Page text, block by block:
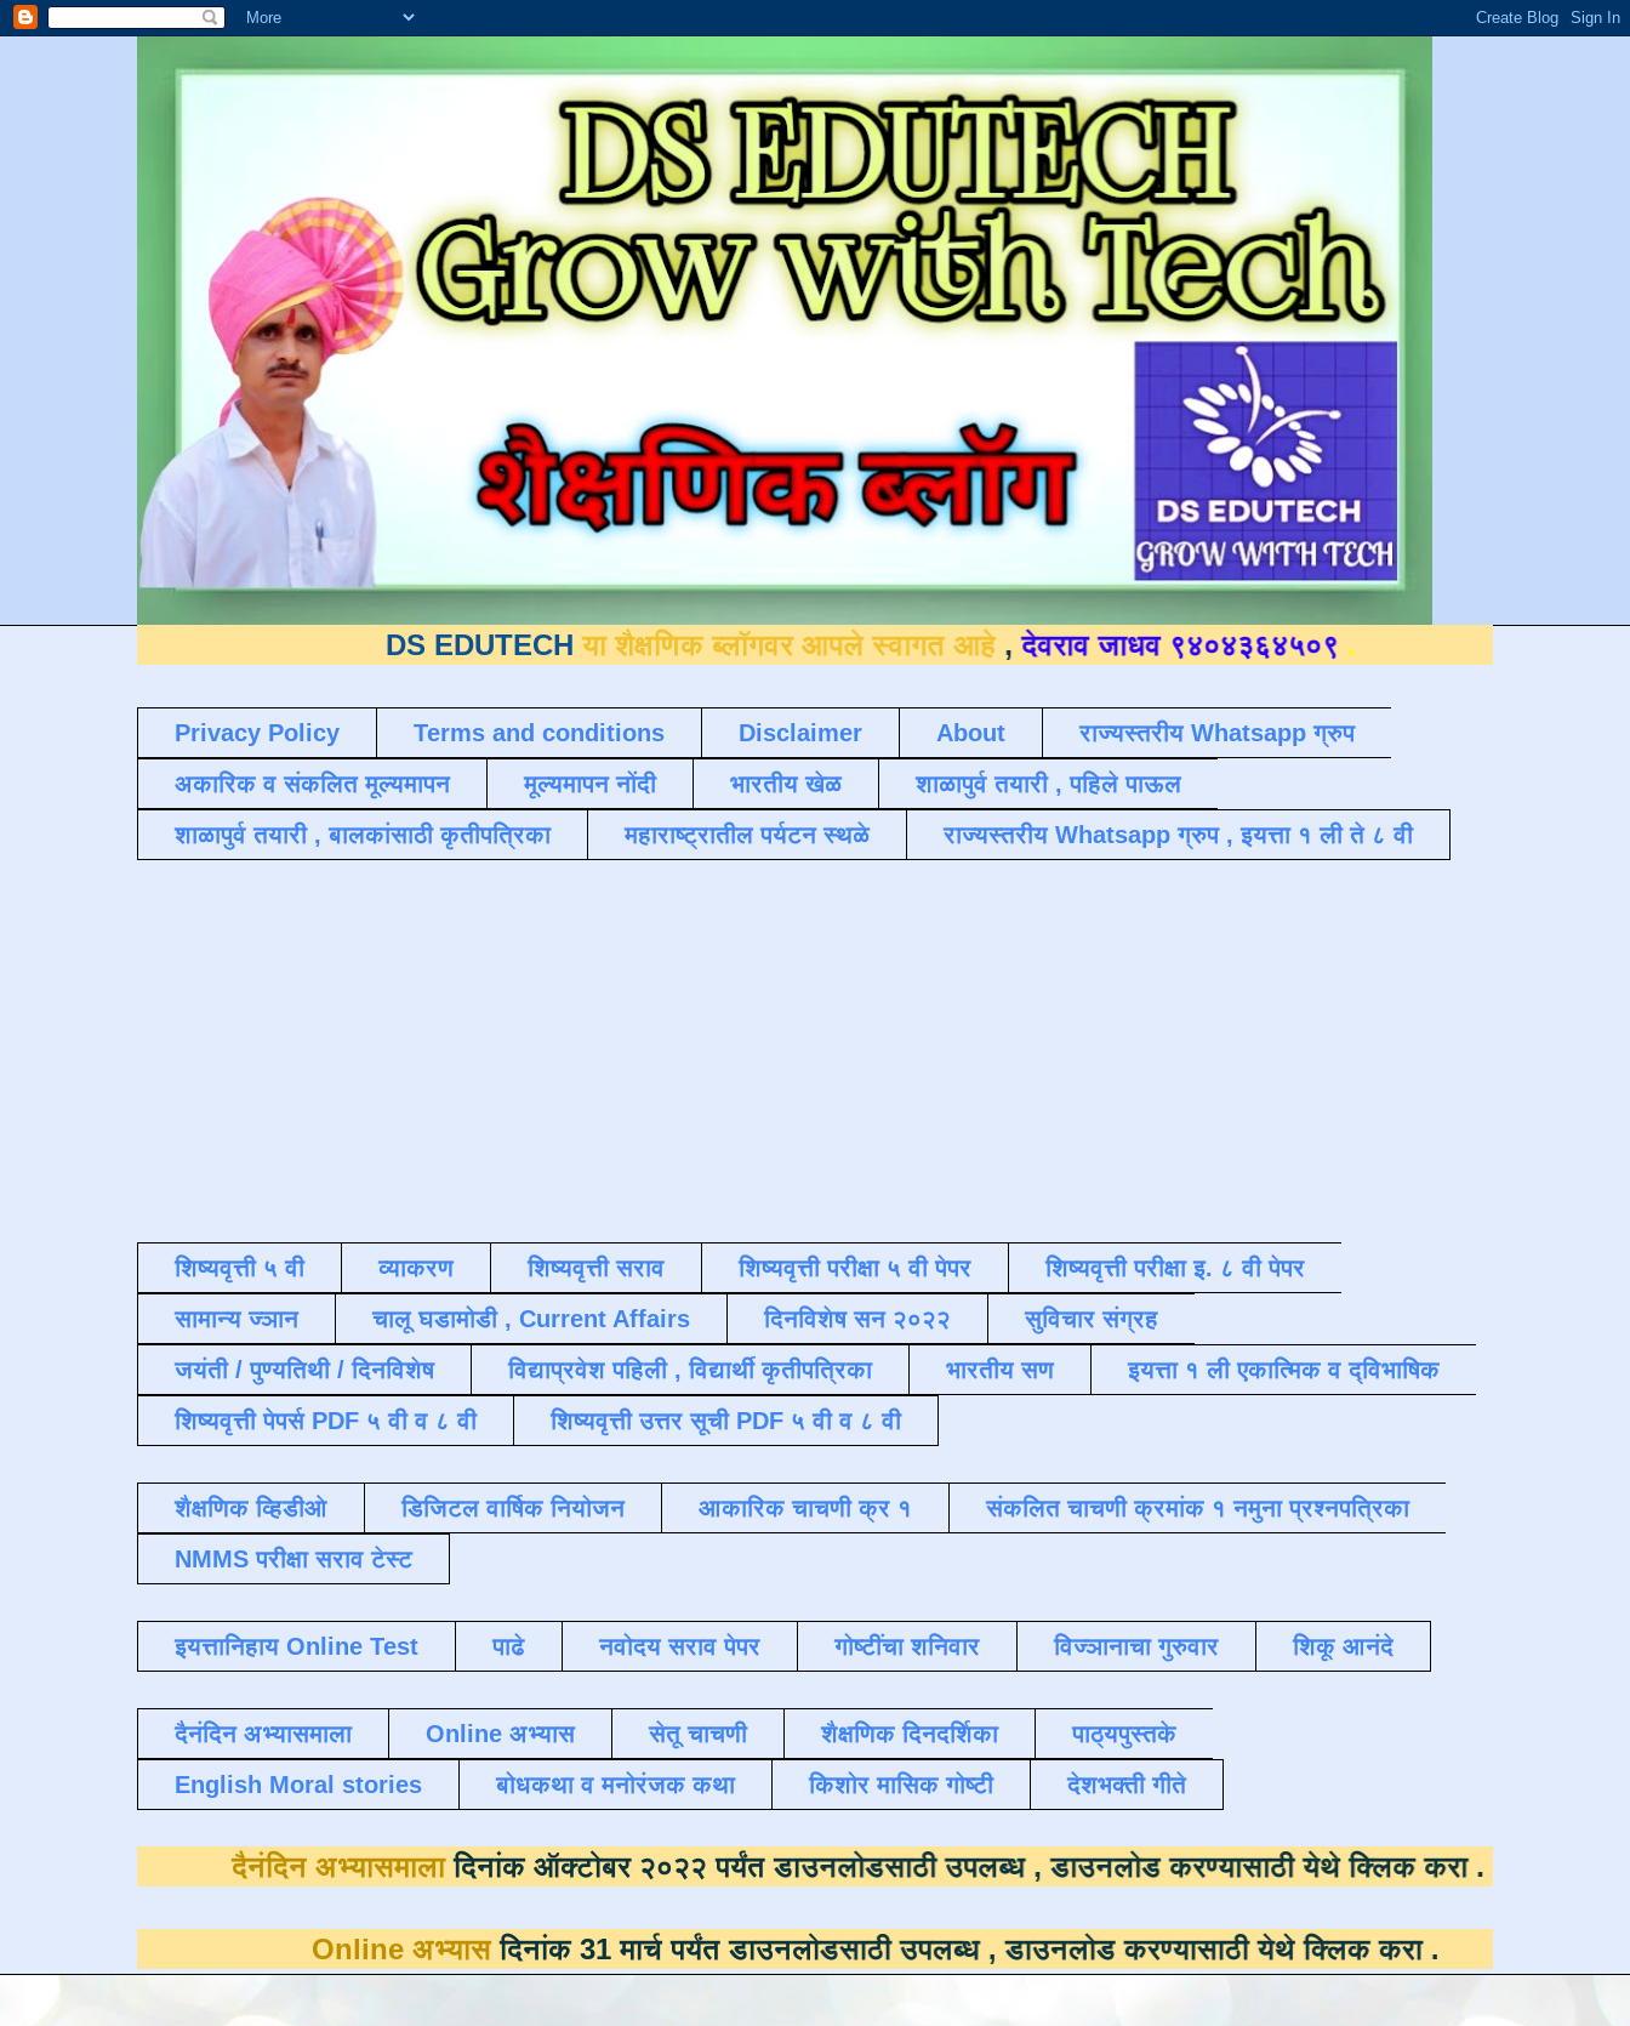
DS EDUTECH या शैक्षणिक ब्लॉगवर आपले स्वागत आहे ,देवराव जाधव ९४०४३६४५०९ .
Privacy Policy Terms and conditions Disclaimer About
राज्यस्तरीय Whatsapp ग्रुप
अकारिक व संकलित मूल्यमापन
मूल्यमापन नोंदी भारतीय खेळ
शाळापुर्व तयारी , पहिले पाऊल
शाळापुर्व तयारी , बालकांसाठी कृतीपत्रिका
महाराष्ट्रातील पर्यटन स्थळे राज्यस्तरीय Whatsapp ग्रुप , इयत्ता १ ली ते ८ वी
शिष्यवृत्ती ५ वी व्याकरण शिष्यवृत्ती सराव शिष्यवृत्ती परीक्षा ५ वी पेपर
शिष्यवृत्ती परीक्षा इ. ८ वी पेपर
सामान्य ज्ञान
चालू घडामोडी , Current Affairs दिनविशेष सन २०२२
सुविचार संग्रह
जयंती / पुण्यतिथी / दिनविशेष
विद्याप्रवेश पहिली , विद्यार्थी कृतीपत्रिका भारतीय सण
इयत्ता १ ली एकात्मिक व द्विभाषिक
शिष्यवृत्ती पेपर्स PDF ५ वी व ८ वी
शिष्यवृत्ती उत्तर सूची PDF ५ वी व ८ वी
शैक्षणिक व्हिडीओ डिजिटल वार्षिक नियोजन आकारिक चाचणी क्र १
संकलित चाचणी क्रमांक १ नमुना प्रश्नपत्रिका
NMMS परीक्षा सराव टेस्ट
इयत्तानिहाय Online Test पाढे नवोदय सराव पेपर गोष्टींचा शनिवार विज्ञानाचा गुरुवार शिकू आनंदे
दैनंदिन अभ्यासमाला Online अभ्यास सेतू चाचणी शैक्षणिक दिनदर्शिका
पाठ्यपुस्तके
English Moral stories
बोधकथा व मनोरंजक कथा किशोर मासिक गोष्टी देशभक्ती गीते
दैनंदिन अभ्यासमालादिनांक ऑक्टोबर २०२२ पर्यंत डाउनलोडसाठी उपलब्ध ,डाउनलोड करण्यासाठी येथे क्लिक करा
Online अभ्यासदिनांक 31 मार्च पर्यंत डाउनलोडसाठी उपलब्ध ,डाउनलोड करण्यासाठी येथे क्लिक करा.